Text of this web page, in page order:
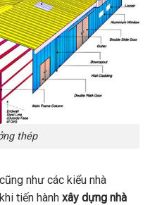
thép
như các kiểu nhà
tiến hành xây dựng nhà